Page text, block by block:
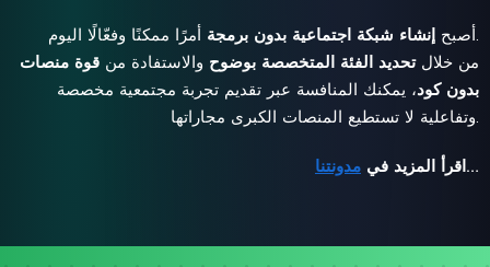
أصبح إنشاء شبكة اجتماعية بدون برمجة
أمرًا ممكنًا وفعّالًا اليوم.
من خلالتحديد الفئة المتخصصة بوضوح والاستفادة من قوة منصات
بدون كود، يمكنك المنافسة عبر تقديم تجربة مجتمعية مخصصة
وتفاعلية لا تستطيع المنصات الكبرى مجاراتها.
اقرأ المزيد في مدونتنا …